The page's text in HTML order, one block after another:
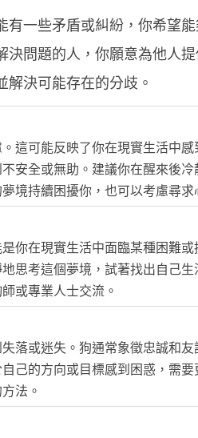
一些矛盾或糾紛，你希望
問題的人，你願意為他人
決可能存在的分歧。
這可能反映了你在現實生活中
安全或無助。建議你在醒來後
境持續困擾你，也可以考慮尋求
你在現實生活中面臨某種困難
思考這個夢境，試著找出自己
或專業人士交流。
落或迷失。狗通常象徵忠誠和
己的方向或目標感到困惑，需
法。